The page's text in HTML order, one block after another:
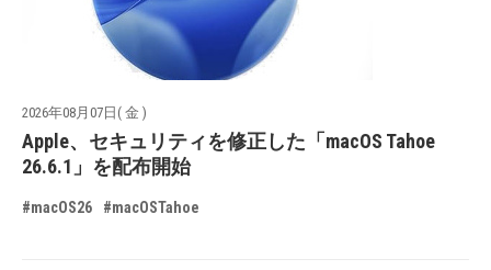
2026年08月07日( 金 )
Apple、セキュリティを修正した「macOS Tahoe
26.6.1」を配布開始
#macOS26 #macOSTahoe